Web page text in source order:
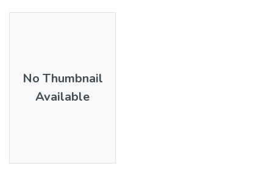
No Thumbnail
Available